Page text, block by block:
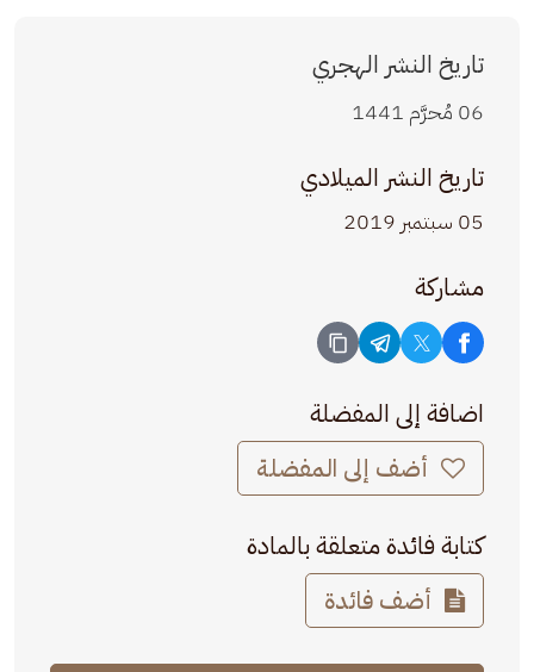
تاريخ النشر الهجري
06 مُحرَّم 1441
تاريخ النشر الميلادي
05 سبتمبر 2019
مشاركة
اضافة إلى المفضلة
أضف إلى المفضلة
كتابة فائدة متعلقة بالمادة
أضف فائدة